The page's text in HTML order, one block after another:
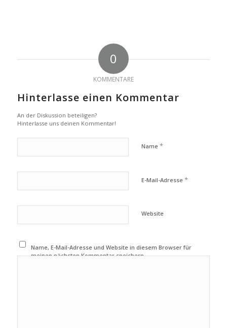
0
KOMMENTARE
Hinterlasse einen Kommentar
An der Diskussion beteiligen?
Hinterlasse uns deinen Kommentar!
Name *
E-Mail-Adresse *
Website
Name, E-Mail-Adresse und Website in diesem Browser für
meinen nächsten Kommentar speichern.